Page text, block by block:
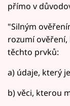
přímo v
"Silným
rozumí ověření,
těchto prvků:
a) údaje, který
b) věci, kterou